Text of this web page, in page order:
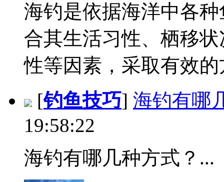
海钓是依据海洋中各
合其生活习性、栖移
性等因素，采取有效
[钓鱼技巧] 海钓有哪
19:58:22
海钓有哪几种方式？...